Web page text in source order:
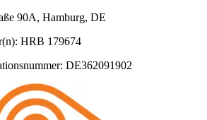
90A, Hamburg, DE
HRB 179674
DE362091902